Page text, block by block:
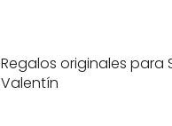
Regalos originales para
Valentín